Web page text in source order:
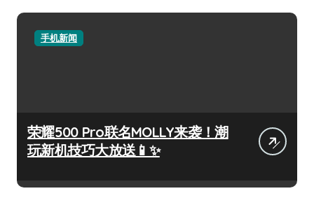
手机新闻
荣耀500 Pro联名MOLLY来袭！潮
玩新机技巧大放送📱✨